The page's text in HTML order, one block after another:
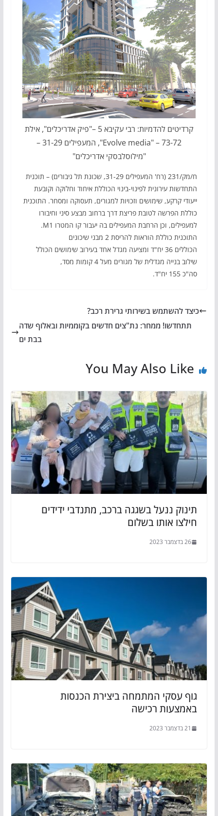
קרדיטים להדמיות: רבי עקיבא 5 –"פיק אדריכלים", אילת
73-72 – "Evolve media", המעפילים 31-29 –
"מילוסלבסקי אדריכלים"
ח/מק/231 (רח' המעפילים 31-29, שכונת תל גיבורים) – תוכנית
התחדשות עירונית לפינוי-בינוי הכוללת איחוד וחלוקה וקובעת
ייעודי קרקע, שימושים וזכויות למגורים, תעסוקה ומסחר. התוכנית
כוללת הפרשה לטובת פריצת דרך ברחוב מבצע סיני וחיבורו
למעפילים, וכן הרחבת המעפילים בה יעבור קו המטרו M1.
התוכנית כוללת הוראות להריסת 2 מבני שיכונים
הכוללים 36 יח"ד ומציעה מגדל אחד בעירוב שימושים הכולל
שילוב בנייה מגדלית של מגורים מעל 4 קומות מסד,
סה"כ 155 יח"ד.
כיצד להשתמש בשירותי גרירת רכב?
תתחדשו! ממחר: נת"צים חדשים בקוממיות ובאלוף שדה
בבת ים
You May Also Like
תינוק ננעל בשגגה ברכב, מתנדבי ידידים
חילצו אותו בשלום
26 בדצמבר 2023
גוף עסקי המתמחה ביצירת הכנסות
באמצעות רכישה
21 בדצמבר 2023